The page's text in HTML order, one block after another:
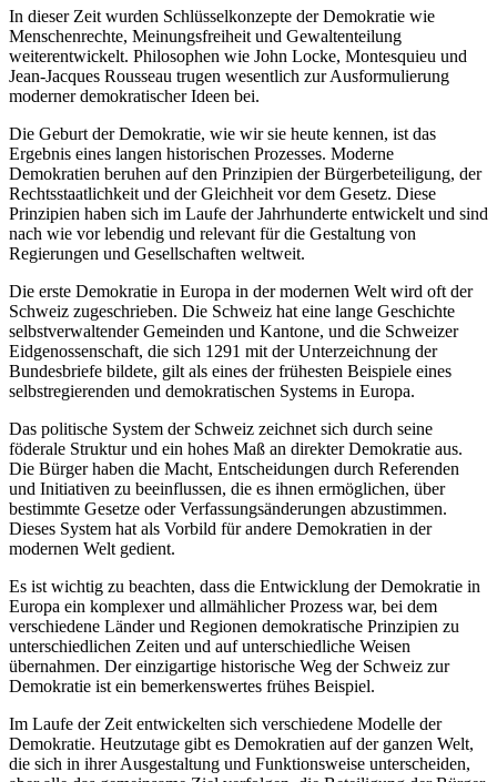
In dieser Zeit wurden Schlüsselkonzepte der Demokratie wie
Menschenrechte, Meinungsfreiheit und Gewaltenteilung
weiterentwickelt. Philosophen wie John Locke, Montesquieu und
Jean-Jacques Rousseau trugen wesentlich zurAusformulierung
moderner demokratischer Ideen bei.
Die Geburt der Demokratie, wie wir sie heute kennen, ist das
Ergebnis eines langen historischen Prozesses. Moderne
Demokratien beruhen aufden Prinzipien der Bürgerbeteiligung, der
Rechtsstaatlichkeit und der Gleichheit vordem Gesetz. Diese
Prinzipien haben sich im Laufe derJahrhunderte entwickelt und sind
nach wie vor lebendig und relevant fürdie Gestaltung von
Regierungen und Gesellschaften weltweit.
Die erste Demokratie in Europa in dermodernen Welt wird oft der
Schweiz zugeschrieben. Die Schweiz hat eine lange Geschichte
selbstverwaltender Gemeinden und Kantone, und die Schweizer
Eidgenossenschaft, die sich 1291 mit der Unterzeichnung der
Bundesbriefe bildete, gilt als eines derfrühesten Beispiele eines
selbstregierenden und demokratischen Systems in Europa.
Das politische System der Schweiz zeichnet sich durch seine
föderale Struktur und ein hohes Maß an direkterDemokratie aus.
Die Bürger haben die Macht, Entscheidungen durch Referenden
und Initiativen zu beeinflussen, die es ihnen ermöglichen, über
bestimmte Gesetze oderVerfassungsänderungen abzustimmen.
Dieses System hat als Vorbild fürandere Demokratien in der
modernen Welt gedient.
Es ist wichtig zu beachten, dass die Entwicklung der Demokratie in
Europa ein komplexerund allmählicherProzess war, bei dem
verschiedene Länderund Regionen demokratische Prinzipien zu
unterschiedlichen Zeiten und aufunterschiedliche Weisen
übernahmen. Dereinzigartige historische Weg der Schweiz zur
Demokratie ist ein bemerkenswertes frühes Beispiel.
Im Laufe der Zeit entwickelten sich verschiedene Modelle der
Demokratie. Heutzutage gibt es Demokratien auf derganzen Welt,
die sich in ihrerAusgestaltung und Funktionsweise unterscheiden,